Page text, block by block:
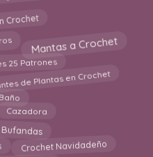
Crochet
Mantas a Crochet
25 Patrones
de Plantas en Crochet
Cazadora
Bufandas
Crochet Navidadeño